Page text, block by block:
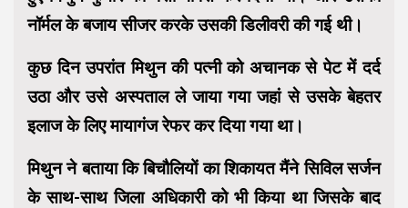
नॉर्मल के बजाय सीजर करके उसकी डिलीवरी की गई थी।
कुछ दिन उपरांत मिथुन की पत्नी को अचानक से पेट में दर्द
उठा और उसे अस्पताल ले जाया गया जहां से उसके बेहतर
इलाज के लिए मायागंज रेफर कर दिया गया था।
मिथुन ने बताया कि बिचौलियों का शिकायत मैंने सिविल सर्जन
के साथ-साथ जिला अधिकारी को भी किया था जिसके बाद